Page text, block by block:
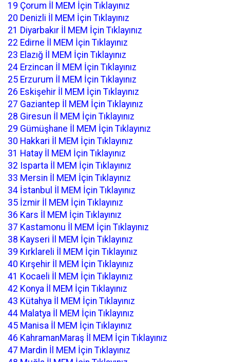
19 Çorum İl MEM İçin Tıklayınız
20 Denizli İl MEM İçin Tıklayınız
21 Diyarbakır İl MEM İçin Tıklayınız
22 Edirne İl MEM İçin Tıklayınız
23 Elazığ İl MEM İçin Tıklayınız
24 Erzincan İl MEM İçin Tıklayınız
25 Erzurum İl MEM İçin Tıklayınız
26 Eskişehir İl MEM İçin Tıklayınız
27 Gaziantep İl MEM İçin Tıklayınız
28 Giresun İl MEM İçin Tıklayınız
29 Gümüşhane İl MEM İçin Tıklayınız
30 Hakkari İl MEM İçin Tıklayınız
31 Hatay İl MEM İçin Tıklayınız
32 Isparta İl MEM İçin Tıklayınız
33 Mersin İl MEM İçin Tıklayınız
34 İstanbul İl MEM İçin Tıklayınız
35 İzmir İl MEM İçin Tıklayınız
36 Kars İl MEM İçin Tıklayınız
37 Kastamonu İl MEM İçin Tıklayınız
38 Kayseri İl MEM İçin Tıklayınız
39 Kırklareli İl MEM İçin Tıklayınız
40 Kırşehir İl MEM İçin Tıklayınız
41 Kocaeli İl MEM İçin Tıklayınız
42 Konya İl MEM İçin Tıklayınız
43 Kütahya İl MEM İçin Tıklayınız
44 Malatya İl MEM İçin Tıklayınız
45 Manisa İl MEM İçin Tıklayınız
46 KahramanMaraş İl MEM İçin Tıklayınız
47 Mardin İl MEM İçin Tıklayınız